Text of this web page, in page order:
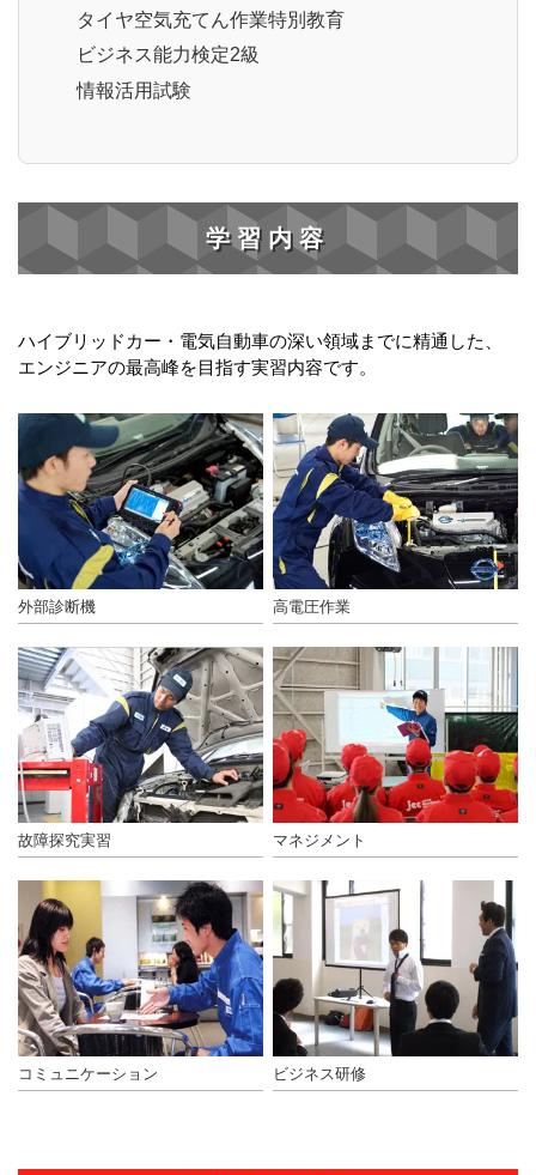
タイヤ空気充てん作業特別教育
ビジネス能力検定2級
情報活用試験
学習内容
ハイブリッドカー・電気自動車の深い領域までに精通した、
エンジニアの最高峰を目指す実習内容です。
外部診断機 高電圧作業
故障探究実習 マネジメント
コミュニケーション ビジネス研修